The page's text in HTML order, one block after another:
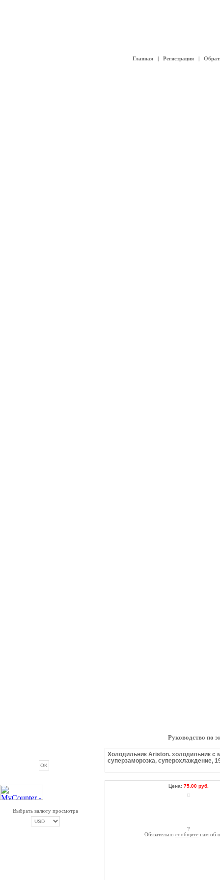
Главная| Регистрация|
Выбрать валюту просмотра
Руководство по
Холодильник Ariston. холодильник с
суперзаморозка, суперохлаждение,
Цена: 75.00 руб.
?
Обязательно сообщитенам об